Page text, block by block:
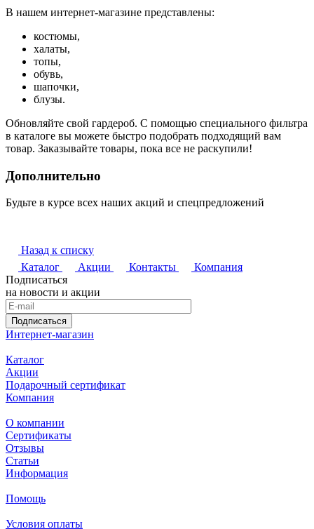
В нашем интернет-магазине представлены:
костюмы,
халаты,
топы,
обувь,
шапочки,
блузы.
Обновляйте свой гардероб. С помощью специального фильтра
в каталоге вы можете быстро подобрать подходящий вам
товар. Заказывайте товары, пока все не раскупили!
Дополнительно
Будьте в курсе всех наших акций и спецпредложений
Назад к списку
Каталог
Акции Контакты
Компания
Подписаться
на новости и акции
Подписаться
Интернет-магазин
Каталог
Акции
Подарочный сертификат
Компания
О компании
Сертификаты
Отзывы
Статьи
Информация
Помощь
Условия оплаты